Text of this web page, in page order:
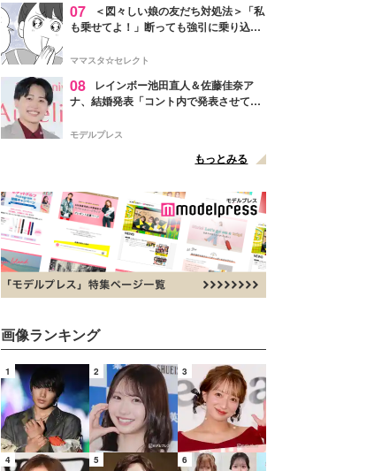
07
＜図々しい娘の友だち対処法＞「私
も乗せてよ！」断っても強引に乗り込ん
ママスタ☆セレクト
08
レインボー池田直人＆佐藤佳奈ア
ナ、結婚発表「コント内で発表させてい
点変更のため
モデルプレス
もっとみる
画像ランキング
1 2 3
4 5 6